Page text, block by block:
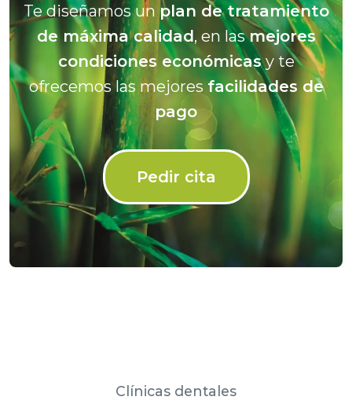
Te diseñamos un plan de tratamiento
de máxima calidad, en lasmejores
condiciones económicasy te
ofrecemos las mejoresfacilidades de
pago
Pedir cita
Clínicas dentales